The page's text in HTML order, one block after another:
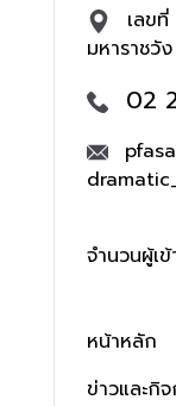
เลข
มหาราชวั
02
จำนวนผู้เ
หน้าหลัก
ข่าวและกิ